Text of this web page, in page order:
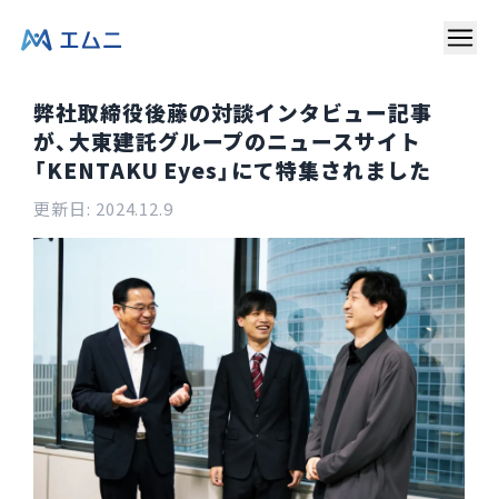
弊社取締役後藤の対談インタビュー記事
が、大東建託グループのニュースサイト
「KENTAKU Eyes」にて特集されました
更新日: 2024.12.9